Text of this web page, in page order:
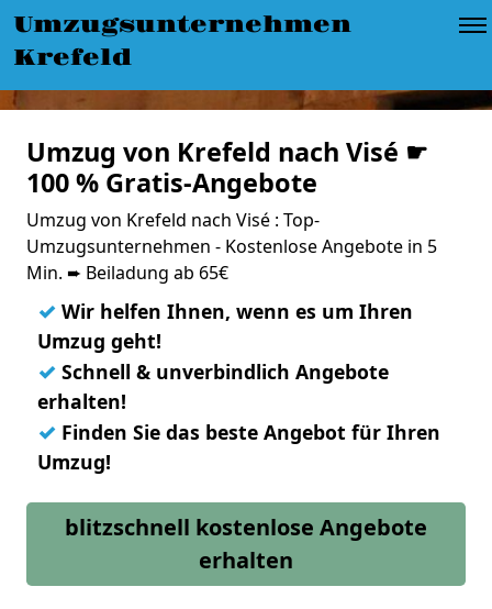
Umzugsunternehmen
Krefeld
Umzug von Krefeld nach Visé ☛
100 % Gratis-Angebote
Umzug von Krefeld nach Visé : Top-
Umzugsunternehmen - Kostenlose Angebote in 5
Min. ➨ Beiladung ab 65€
✓ Wir helfen Ihnen, wenn es um Ihren
Umzug geht!
✓ Schnell & unverbindlich Angebote
erhalten!
✓ Finden Sie das beste Angebot für Ihren
Umzug!
blitzschnell kostenlose Angebote
erhalten